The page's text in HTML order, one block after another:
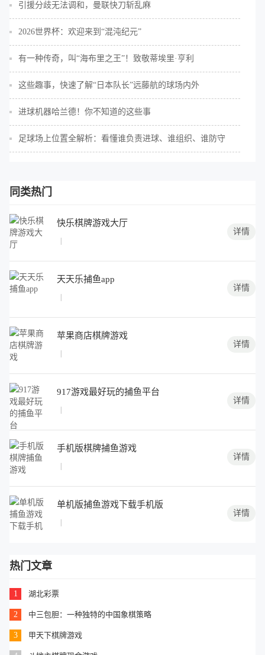
引援分歧无法调和，曼联快刀斩乱麻
2026世界杯：欢迎来到“混沌纪元”
有一种传奇，叫“海布里之王”！致敬蒂埃里·亨利
这些趣事，快速了解“日本队长”远藤航的球场内外
进球机器哈兰德！你不知道的这些事
足球场上位置全解析：看懂谁负责进球、谁组织、谁防守
同类热门
快乐棋牌游戏大厅
详情
天天乐捕鱼app
详情
苹果商店棋牌游戏
详情
917游戏最好玩的捕鱼平台
详情
手机版棋牌捕鱼游戏
详情
单机版捕鱼游戏下载手机版
详情
热门文章
1 湖北彩票
2 中三包胆：一种独特的中国象棋策略
3 甲天下棋牌游戏